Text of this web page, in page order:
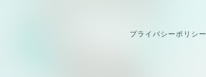
プライバシーポリシー